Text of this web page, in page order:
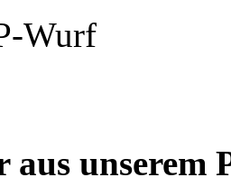
Wurf
unserem